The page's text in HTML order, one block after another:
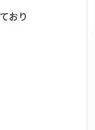
おり